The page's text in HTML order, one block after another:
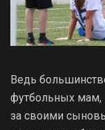
Ведь
футбольных мам,
за своими